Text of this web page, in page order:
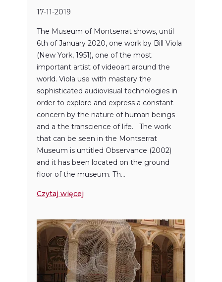
17-11-2019
The Museum of Montserrat shows, until
6th of January 2020, one work by Bill Viola
(New York, 1951), one of the most
important artist of videoart around the
world. Viola use with mastery the
sophisticated audiovisual technologies in
order to explore and express a constant
concern by the nature of human beings
and a the transcience of life. The work
that can be seen in the Montserrat
Museum is untitled Observance (2002)
and it has been located on the ground
floor of the museum. Th...
Czytaj więcej